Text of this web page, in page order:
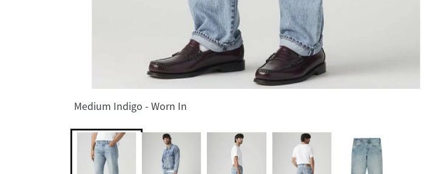
Medium Indigo - Worn In